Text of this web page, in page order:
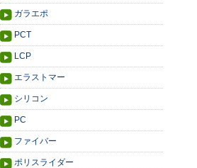
ガラエポ
PCT
LCP
エラストマー
シリコン
PC
ファイバー
ポリスライダー